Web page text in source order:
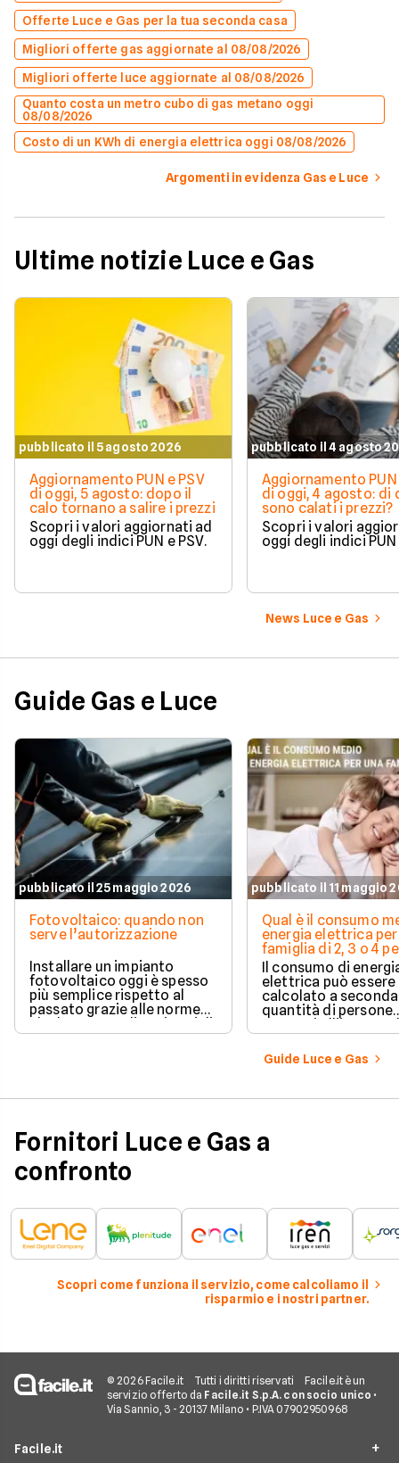
Offerte Luce e Gas per la tua seconda casa
Migliori offerte gas aggiornate al 08/08/2026
Migliori offerte luce aggiornate al 08/08/2026
Quanto costa un metro cubo di gas metano oggi
08/08/2026
Costo di un KWh di energia elettrica oggi 08/08/2026
Argomenti in evidenza Gas e Luce
Ultime notizie Luce e Gas
pubblicato il 5 agosto 2026
Aggiornamento PUN e PSV
di oggi, 5 agosto: dopo il
calo tornano a salire i prezzi
Scopri i valori aggiornati ad
oggi degli indici PUN e PSV.
pubblicato il 4 agosto
Aggiornamento PUN
di oggi, 4 agosto: di
sono calati i prezzi?
Scopri i valori
oggi degli indici PUN
News Luce e Gas
Guide Gas e Luce
pubblicato il 25 maggio 2026
Fotovoltaico: quando non
serve l’autorizzazione
Installare un impianto
fotovoltaico oggi è spesso
più semplice rispetto al
passato grazie alle norme
che hanno ampliato i casi di
edilizia libera.
pubblicato il 11 maggio
Qual è il consumo
energia elettrica per
famiglia di 2, 3 o 4
Il consumo di
elettrica può essere
calcolato a
quantità di persone
presenti all'interno
determinato
numerosi i fattori
influenzano questo
considerazione per
Guide Luce e Gas
Fornitori Luce e Gas a
confronto
Scopri come funziona il servizio, come calcoliamo il
risparmio e i nostri partner.
© 2026 Facile.it Tutti i diritti riservati
Facile.it è un
servizio offerto da Facile.it S.p.A. con socio unico •
Via Sannio, 3 - 20137 Milano • P.IVA 07902950968
Facile.it